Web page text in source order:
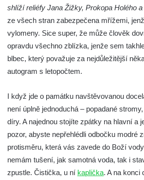
shlíží reliéfy Jana Žižky, Prokopa Holého
ze všech stran zabezpečena mřížemi,
vylomeny. Sice super, že může člověk
opravdu všechno zblízka, jenže sem
blbec, který považuje za nejdůležitější
autogram s letopočtem.
I když jde o památku navštěvovanou
není úplně jednoduchá – popadané
díry. A najednou stojíte zpátky na hlavní a
pozor, abyste nepřehlédli odbočku modré
protisměru, která vás zavede do Boží
nemám tušení, jak samotná voda, tak i
zpustle. Čistička, u ní kaplička. A na konci